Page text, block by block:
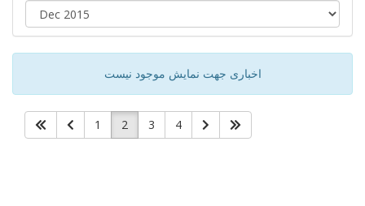
اخباری جهت نمایش موجود نیست
1 2 3 4